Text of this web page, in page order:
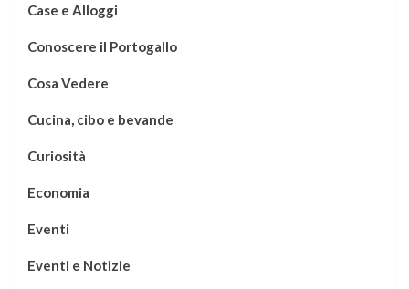
Case e Alloggi
Conoscere il Portogallo
Cosa Vedere
Cucina, cibo e bevande
Curiosità
Economia
Eventi
Eventi e Notizie